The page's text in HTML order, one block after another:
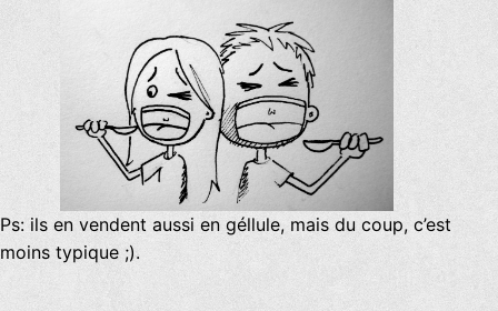
Ps: ils en vendent aussi en géllule, mais du coup, c’est
moins typique ;).